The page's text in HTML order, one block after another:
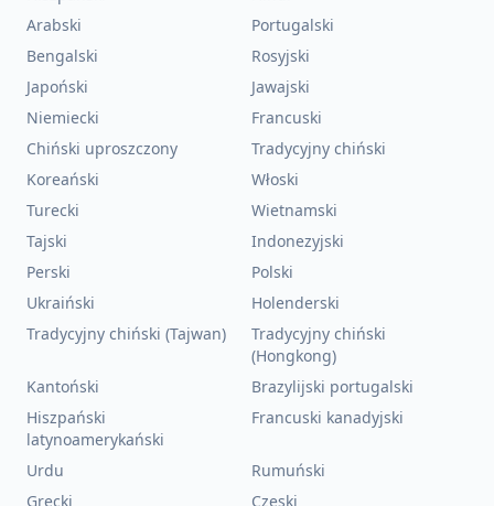
Arabski
Portugalski
Bengalski
Rosyjski
Japoński
Jawajski
Niemiecki
Francuski
Chiński uproszczony
Tradycyjny chiński
Koreański
Włoski
Turecki
Wietnamski
Tajski
Indonezyjski
Perski
Polski
Ukraiński
Holenderski
Tradycyjny chiński (Tajwan)
Tradycyjny chiński
(Hongkong)
Kantoński
Brazylijski portugalski
Hiszpański
latynoamerykański
Francuski kanadyjski
Urdu
Rumuński
Grecki
Czeski